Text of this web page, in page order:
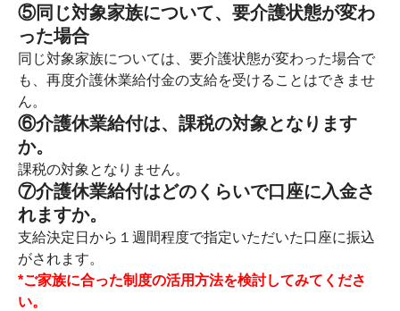
⑤同じ対象家族について、要介護状態が変わ
った場合
同じ対象家族については、要介護状態が変わった場合で
も、再度介護休業給付金の支給を受けることはできませ
ん。
⑥介護休業給付は、課税の対象となります
か。
課税の対象となりません。
⑦介護休業給付はどのくらいで口座に入金さ
れますか。
支給決定日から１週間程度で指定いただいた口座に振込
がされます。
*ご家族に合った制度の活用方法を検討してみてくださ
い。